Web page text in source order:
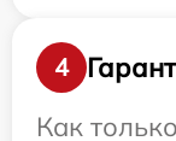
4
Как